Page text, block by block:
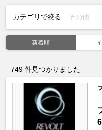
カテゴリで絞る その他
新着順
749 件見つかりました